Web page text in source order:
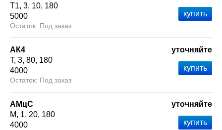
Т1 3 10 180
5000
Под заказ
АК4
Т 3 80 180
4000
Под заказ
уточняйте
АМцС
М
1 20 180
4000
уточняйте